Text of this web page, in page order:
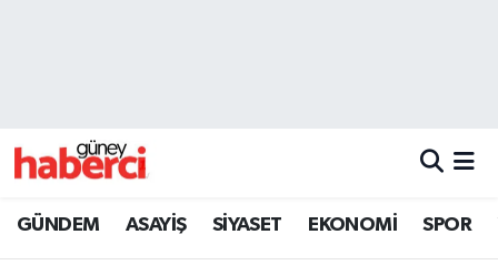
GÜNDEM ASAYİŞ SİYASET EKONOMİ SPOR
Beyoğlu Trafik Yoğunluk Haritası